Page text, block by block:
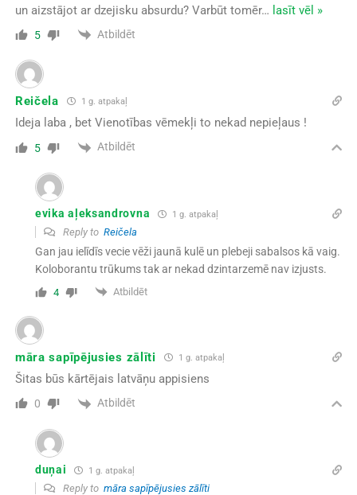
un aizstājot ar dzejisku absurdu? Varbūt tomēr… lasīt vēl »
5 Atbildēt
Reičela 1 g. atpakaļ
Ideja laba , bet Vienotības vēmekļi to nekad nepieļaus !
5 Atbildēt
evika aļeksandrovna 1 g. atpakaļ
Reply to Reičela
Gan jau ielīdīs vecie vēži jaunā kulē un plebeji sabalsos kā vaig.
Koloborantu trūkums tak ar nekad dzintarzemē nav izjusts.
4 Atbildēt
māra sapīpējusies zālīti 1 g. atpakaļ
Šitas būs kārtējais latvāņu appisiens
0 Atbildēt
duņai 1 g. atpakaļ
Reply to māra sapīpējusies zālīti